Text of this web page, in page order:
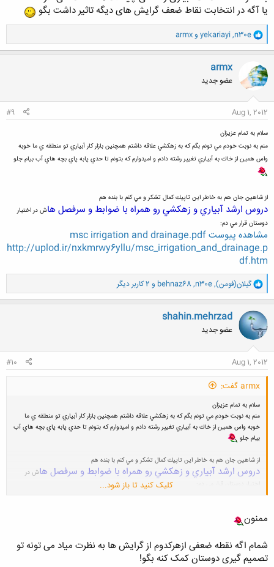
یا آگه در انتخابت نقاط ضعف گرایش های دیگه تاثیر داشت بگو
و
ا
ک
ش
ه
ا
n30e
,
yekariayi و armx
armx
عضو جدید
Aug 1, 2012
#9
سلام به تمام عزيزان
منم به نوبت خودم مي تونم بگم كه به زهكشي علاقه داشتم همچنين بازار كار آبياري تو منطقه ي ما خوبه
واس همين از خاك به آبياري تغيير رشته دادم و اميدوارم كه بتونم تا حدي پابه پاي بچه هاي آب بيام جلو
از شاهين جان هم به خاطر اين تاپيك كمال تشكر و مي كنم با بنده هم
دروس ارشد آبياري و زهكشي رو همراه با ضوابط و سرفصل هاش در اختيار
دوستان قرار مي دم:
مشاهده پیوست msc irrigation and drainage.pdf
http://uplod.ir/nxkmrwy6yllu/msc_irrigation_and_drainage.p
df.htm
و
ا
ک
ن
ش
ه
ا
گیلان(فومن),
n30e
,
behnaz68 و 2 کاربر دیگر
shahin.mehrzad
عضو جدید
Aug 1, 2012
#10
armx گفت:
سلام به تمام عزيزان
منم به نوبت خودم مي تونم بگم كه به زهكشي علاقه داشتم همچنين بازار كار آبياري تو منطقه ي ما
خوبه واس همين از خاك به آبياري تغيير رشته دادم و اميدوارم كه بتونم تا حدي پابه پاي بچه هاي آب
بيام جلو
از شاهين جان هم به خاطر اين تاپيك كمال تشكر و مي كنم با بنده هم
دروس ارشد آبياري و زهكشي رو همراه با ضوابط و سرفصل هاش در
tm
کلیک کنید تا باز شود...
ممنون
شمام اگه نقطه ضعفی ازهرکدوم از گرایش ها به نظرت میاد می تونه تو
تصمیم گیری دوستان کمک کنه بگو!